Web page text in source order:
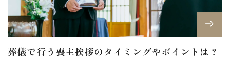
葬儀で行う喪主挨拶のタイミングやポイントは？